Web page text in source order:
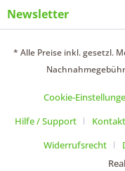
Newsletter
* Alle Preise inkl. gesetzl.
Cookie-
Hilfe / Support
Kontakt
Widerrufsrecht